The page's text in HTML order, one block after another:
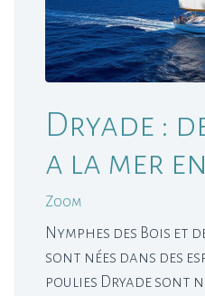
Dryade :
a la mer
Zoom
Nymphes des Bois et
sont nées dans des
poulies Dryade sont